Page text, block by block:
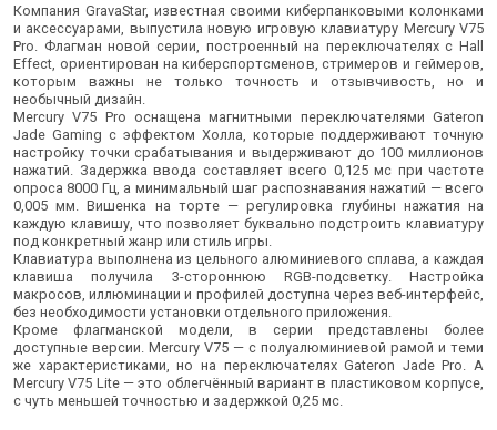
Компания GravaStar, известная своими киберпанковыми колонками
и аксессуарами, выпустила новую игровую клавиатуру Mercury V75
Pro. Флагман новой серии, построенный на переключателях с Hall
Effect, ориентирован на киберспортсменов, стримеров и геймеров,
которым важны не только точность и отзывчивость, но и
необычный дизайн.
Mercury V75 Pro оснащена магнитными переключателями Gateron
Jade Gaming с эффектом Холла, которые поддерживают точную
настройку точки срабатывания и выдерживают до 100 миллионов
нажатий. Задержка ввода составляет всего 0,125 мс при частоте
опроса 8000 Гц, а минимальный шаг распознавания нажатий — всего
0,005 мм. Вишенка на торте — регулировка глубины нажатия на
каждую клавишу, что позволяет буквально подстроить клавиатуру
под конкретный жанр или стиль игры.
Клавиатура выполнена из цельного алюминиевого сплава, а каждая
клавиша получила 3-стороннюю RGB-подсветку. Настройка
макросов, иллюминации и профилей доступна через веб-интерфейс,
без необходимости установки отдельного приложения.
Кроме флагманской модели, в серии представлены более
доступные версии. Mercury V75 — с полуалюминиевой рамой и теми
же характеристиками, но на переключателях Gateron Jade Pro. А
Mercury V75 Lite — это облегчённый вариант в пластиковом корпусе,
с чуть меньшей точностью и задержкой 0,25 мс.